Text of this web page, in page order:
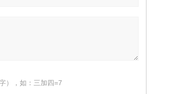
），如：三加四=7